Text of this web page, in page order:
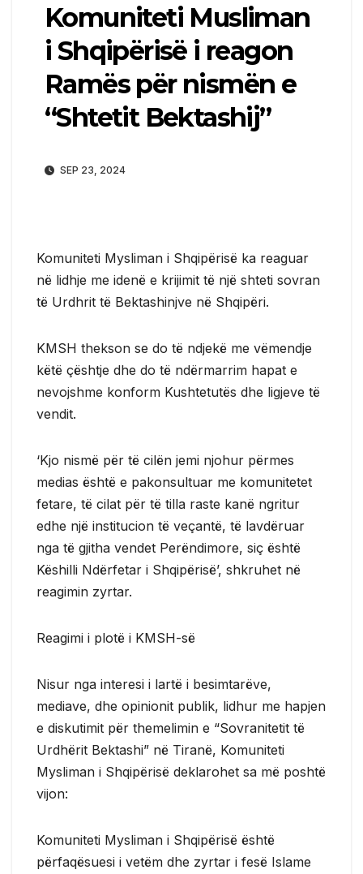
Komuniteti Musliman
i Shqipërisë i reagon
Ramës për nismën e
“Shtetit Bektashij”
SEP 23, 2024
Komuniteti Mysliman i Shqipërisë ka reaguar
në lidhje me idenë e krijimit të një shteti sovran
të Urdhrit të Bektashinjve në Shqipëri.
KMSH thekson se do të ndjekë me vëmendje
këtë çështje dhe do të ndërmarrim hapat e
nevojshme konform Kushtetutës dhe ligjeve të
vendit.
‘Kjo nismë për të cilën jemi njohur përmes
medias është e pakonsultuar me komunitetet
fetare, të cilat për të tilla raste kanë ngritur
edhe një institucion të veçantë, të lavdëruar
nga të gjitha vendet Perëndimore, siç është
Këshilli Ndërfetar i Shqipërisë’, shkruhet në
reagimin zyrtar.
Reagimi i plotë i KMSH-së
Nisur nga interesi i lartë i besimtarëve,
mediave, dhe opinionit publik, lidhur me hapjen
e diskutimit për themelimin e “Sovranitetit të
Urdhërit Bektashi” në Tiranë, Komuniteti
Mysliman i Shqipërisë deklarohet sa më poshtë
vijon:
Komuniteti Mysliman i Shqipërisë është
përfaqësuesi i vetëm dhe zyrtar i fesë Islame